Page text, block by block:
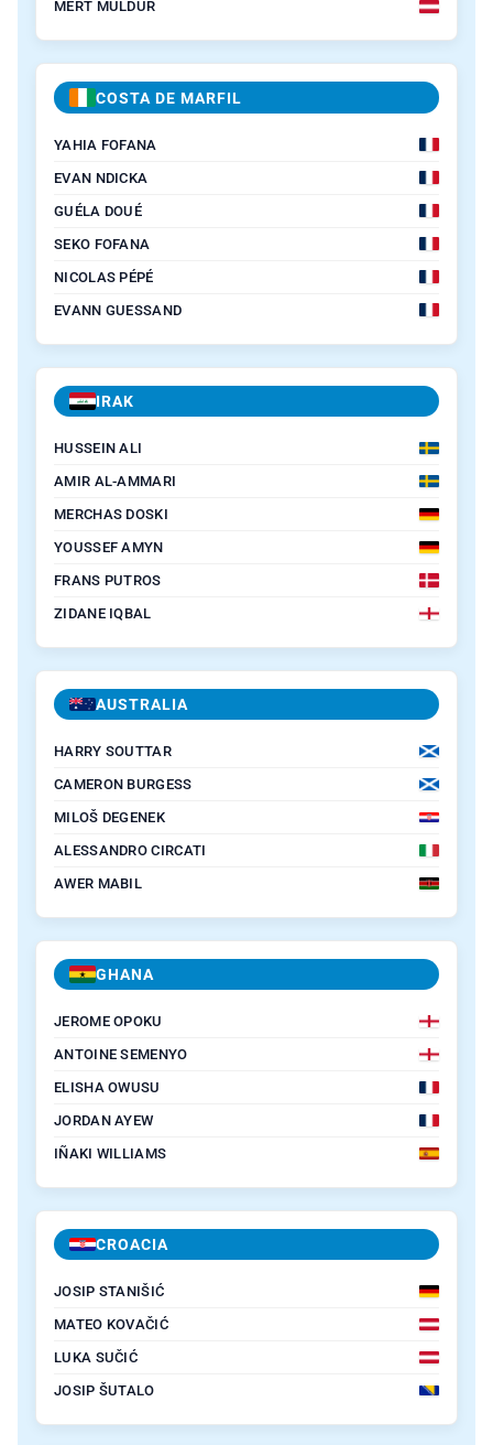
MERT MÜLDÜR
COSTA DE MARFIL
YAHIA FOFANA
EVAN NDICKA
GUÉLA DOUÉ
SEKO FOFANA
NICOLAS PÉPÉ
EVANN GUESSAND
IRAK
HUSSEIN ALI
AMIR AL-AMMARI
MERCHAS DOSKI
YOUSSEF AMYN
FRANS PUTROS
ZIDANE IQBAL
AUSTRALIA
HARRY SOUTTAR
CAMERON BURGESS
MILOŠ DEGENEK
ALESSANDRO CIRCATI
AWER MABIL
GHANA
JEROME OPOKU
ANTOINE SEMENYO
ELISHA OWUSU
JORDAN AYEW
IÑAKI WILLIAMS
CROACIA
JOSIP STANIŠIĆ
MATEO KOVAČIĆ
LUKA SUČIĆ
JOSIP ŠUTALO